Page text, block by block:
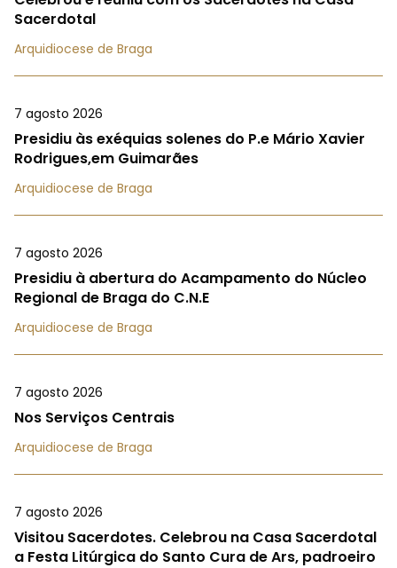
Sacerdotal
Arquidiocese de Braga
7 agosto 2026
Presidiu às exéquias solenes do P.e Mário Xavier
Rodrigues,em Guimarães
Arquidiocese de Braga
7 agosto 2026
Presidiu à abertura do Acampamento do Núcleo
Regional de Braga do C.N.E
Arquidiocese de Braga
7 agosto 2026
Nos Serviços Centrais
Arquidiocese de Braga
7 agosto 2026
Visitou Sacerdotes. Celebrou na Casa Sacerdotal
a Festa Litúrgica do Santo Cura de Ars, padroeiro